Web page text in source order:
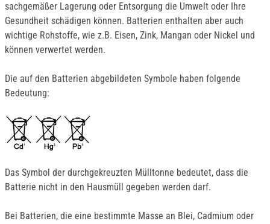
sachgemäßer Lagerung oder Entsorgung die Umwelt oder Ihre
Gesundheit schädigen können. Batterien enthalten aber auch
wichtige Rohstoffe, wie z.B. Eisen, Zink, Mangan oder Nickel und
können verwertet werden.
Die auf den Batterien abgebildeten Symbole haben folgende
Bedeutung:
Das Symbol der durchgekreuzten Mülltonne bedeutet, dass die
Batterie nicht in den Hausmüll gegeben werden darf.
Bei Batterien, die eine bestimmte Masse an Blei, Cadmium oder